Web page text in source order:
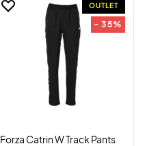
OUTLET
- 35%
Forza Catrin W Track Pants